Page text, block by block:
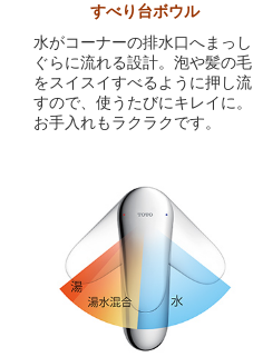
すべり台ボウル
水がコーナーの排水口へまっし
ぐらに流れる設計。泡や髪の毛
をスイスイすべるように押し流
すので、使うたびにキレイに。
お手入れもラクラクです。